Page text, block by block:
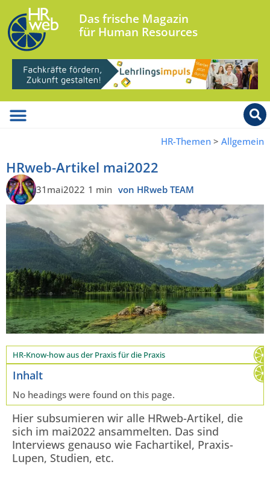
Das frische Magazin
für Human Resources
HR-Themen > Allgemein
HRweb-Artikel mai2022
31mai2022 1 min von HRweb TEAM
HR-Know-how aus der Praxis für die Praxis
Inhalt
No headings were found on this page.
Hier subsumieren wir alle HRweb-Artikel, die
sich im mai2022 ansammelten. Das sind
Interviews genauso wie Fachartikel, Praxis-
Lupen, Studien, etc.